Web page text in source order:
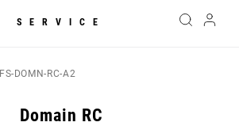
SERVICE
FS-DOMN-RC-A2
Domain RC